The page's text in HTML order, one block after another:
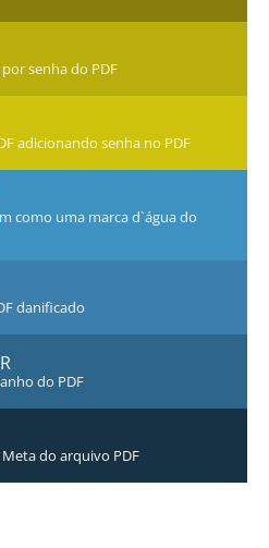
senha do PDF
adicionando senha no PDF
como uma marca d`água do
danificado
do PDF
do arquivo PDF